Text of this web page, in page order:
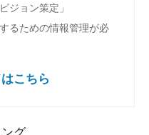
ジョン策定」
るための情報管理が必
こちら
グ